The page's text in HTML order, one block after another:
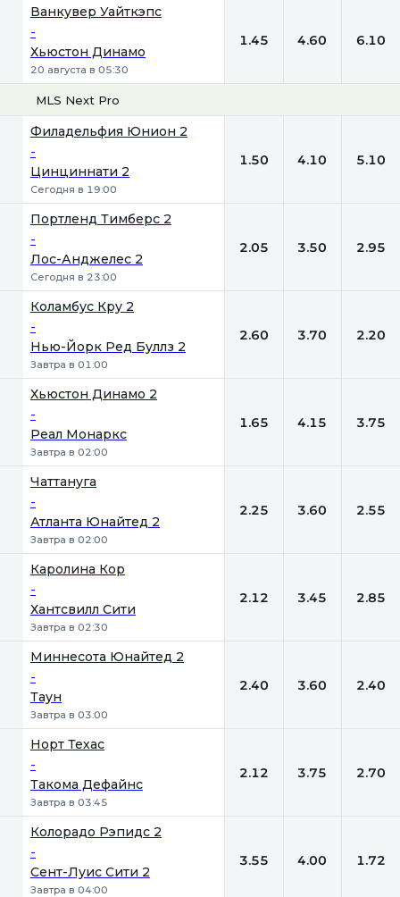
Ванкувер Уайткэпс
-
Хьюстон Динамо
20 августа в 05:30
1.45 4.60 6.10
MLS Next Pro
Филадельфия Юнион 2
-
Цинциннати 2
Сегодня в 19:00
1.50 4.10 5.10
Портленд Тимберс 2
-
Лос-Анджелес 2
Сегодня в 23:00
2.05 3.50 2.95
Коламбус Кру 2
-
Нью-Йорк Ред Буллз 2
Завтра в 01:00
2.60 3.70 2.20
Хьюстон Динамо 2
-
Реал Монаркс
Завтра в 02:00
1.65 4.15 3.75
Чаттануга
-
Атланта Юнайтед 2
Завтра в 02:00
2.25 3.60 2.55
Каролина Кор
-
Хантсвилл Сити
Завтра в 02:30
2.12 3.45 2.85
Миннесота Юнайтед 2
-
Таун
Завтра в 03:00
2.40 3.60 2.40
Норт Техас
-
Такома Дефайнс
Завтра в 03:45
2.12 3.75 2.70
Колорадо Рэпидс 2
-
Сент-Луис Сити 2
Завтра в 04:00
3.55 4.00 1.72